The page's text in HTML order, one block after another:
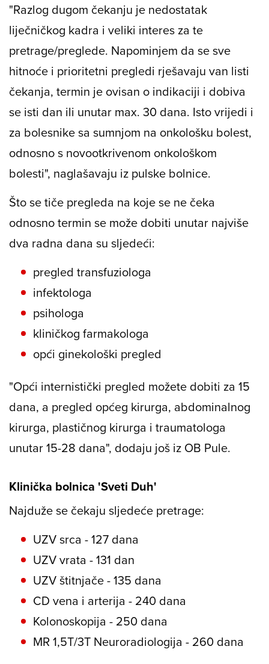
"Razlog dugom čekanju je nedostatak
liječničkog kadra i veliki interes za te
pretrage/preglede. Napominjem da se sve
hitnoće i prioritetni pregledi rješavaju van listi
čekanja, termin je ovisan o indikaciji i dobiva
se isti dan ili unutar max. 30 dana. Isto vrijedi i
za bolesnike sa sumnjom na onkološku bolest,
odnosno s novootkrivenom onkološkom
bolesti", naglašavaju iz pulske bolnice.
Što se tiče pregleda na koje se ne čeka
odnosno termin se može dobiti unutar najviše
dva radna dana su sljedeći:
pregled transfuziologa
infektologa
psihologa
kliničkog farmakologa
opći ginekološki pregled
"Opći internistički pregled možete dobiti za 15
dana, a pregled općeg kirurga, abdominalnog
kirurga, plastičnog kirurga i traumatologa
unutar 15-28 dana", dodaju još iz OB Pule.
Klinička bolnica 'Sveti Duh'
Najduže se čekaju sljedeće pretrage:
UZV srca - 127 dana
UZV vrata - 131 dan
UZV štitnjače - 135 dana
CD vena i arterija - 240 dana
Kolonoskopija - 250 dana
MR 1,5T/3T Neuroradiologija - 260 dana